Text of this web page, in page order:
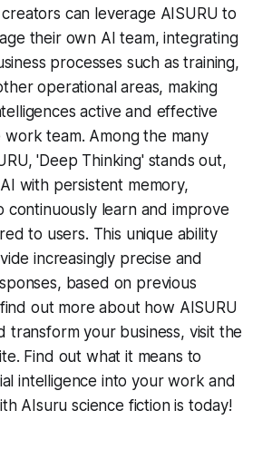
can leverage AISURU to
their own AI team, integrating
processes such as training,
operational areas, making
active and effective
team. Among the many
'Deep Thinking' stands out,
with persistent memory,
continuously learn and improve
to users. This unique ability
increasingly precise and
based on previous
out more about how AISURU
transform your business, visit the
Find out what it means to
intelligence into your work and
AIsuru science fiction is today!